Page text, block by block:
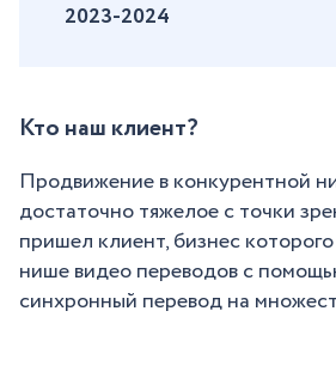
2023-2024
Кто наш клиент?
Продвижение в конкурентной
достаточно тяжелое с точки
пришел клиент, бизнес
нише видео переводов с
синхронный перевод на